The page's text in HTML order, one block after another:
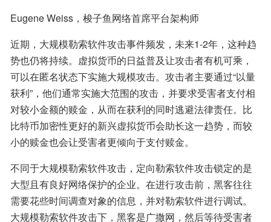
Eugene Weiss，梭子鱼网络首席平台架构师
近期，大规模勒索软件攻击事件频发，未来1-2年，这种趋
势也仍将持续。虚拟货币的日益普及让攻击者有机可乘，
可以在匿名状态下实施大规模攻击。攻击者主要通过“以量
获利”，他们通常实施大范围的攻击，并要求受害者支付相
对较小金额的赎金，从而在获利的同时逃避法律责任。比
比特币加密性更好的新兴虚拟货币会助长这一趋势，而较
小的赎金也会让受害者更倾向于支付赎金。
不同于大规模勒索软件攻击，定向勒索软件攻击锁定的是
大型且有良好网络保护的企业。在进行攻击前，黑客往往
需要花些时间调查对象的信息，并对勒索软件进行调试。
大规模勒索软件攻击下，黑客是广撒网，然后等待受害者